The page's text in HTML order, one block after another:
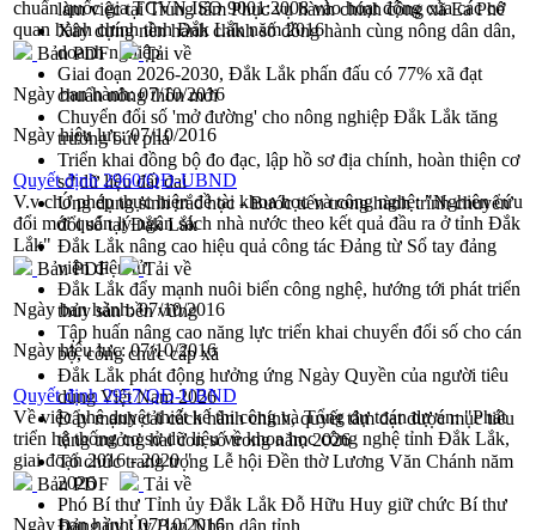
làm việc tại Trung tâm Phục vụ hành chính công xã Ea Phê
Xây dựng nền hành chính số đồng hành cùng nông dân dân,
doanh nghiệp
Giai đoạn 2026-2030, Đắk Lắk phấn đấu có 77% xã đạt
chuẩn nông thôn mới
Chuyển đổi số 'mở đường' cho nông nghiệp Đắk Lắk tăng
trưởng bứt phá
Triển khai đồng bộ đo đạc, lập hồ sơ địa chính, hoàn thiện cơ
sở dữ liệu đất đai
Ứng dụng sinh trắc học - Bước tiến trong hành trình chuyển
đổi số tại Đắk Lắk
Đắk Lắk nâng cao hiệu quả công tác Đảng từ Sổ tay đảng
viên điện tử
Đắk Lắk đẩy mạnh nuôi biển công nghệ, hướng tới phát triển
thủy sản bền vững
Tập huấn nâng cao năng lực triển khai chuyển đổi số cho cán
bộ, công chức cấp xã
Đắk Lắk phát động hưởng ứng Ngày Quyền của người tiêu
dùng Việt Nam 2026
Đẩy mạnh cải cách hành chính, quyết tâm đạt được mục tiêu
tăng trưởng hai con số trong năm 2026
Tổ chức trang trọng Lễ hội Đền thờ Lương Văn Chánh năm
2026
Phó Bí thư Tỉnh ủy Đắk Lắk Đỗ Hữu Huy giữ chức Bí thư
chuẩn quốc gia TCVN ISO 9001:2008 vào hoạt động của các cơ
quan hành chính tỉnh Đắk Lắk năm 2016
Bản PDF
Tải về
Ngày ban hành:07/10/2016
Ngày hiệu lực:07/10/2016
Quyết định 2960/QĐ-UBND
V.v cho phép thực hiện đề tài khoa học và công nghệ: "Nghiên cứu
đổi mới quản lý ngân sách nhà nước theo kết quả đầu ra ở tỉnh Đắk
Lắk"
Bản PDF
Tải về
Ngày ban hành:07/10/2016
Ngày hiệu lực:07/10/2016
Quyết định 2957/QĐ-UBND
Về việc phê duyệt thiết kế thi công và Tổng dự toán dự án: "Phát
triển hệ thống cơ sở dữ liệu về khoa học công nghệ tỉnh Đắk Lắk,
giai đoạn 2016 - 2020 "
Bản PDF
Tải về
Ngày ban hành:07/10/2016